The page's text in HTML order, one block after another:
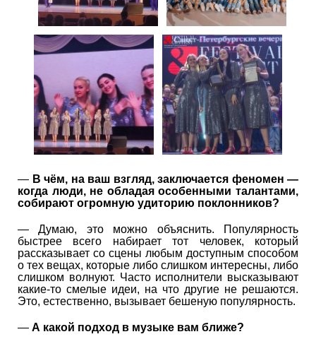
— В чём, на ваш взгляд, заключается феномен —
когда люди, не обладая особенными талантами,
собирают огромную удиторию поклонников?
— Думаю, это можно объяснить. Популярность
быстрее всего набирает тот человек, который
рассказывает со сцены любым доступным способом
о тех вещах, которые либо слишком интересны, либо
слишком волнуют. Часто исполнители высказывают
какие-то смелые идеи, на что другие не решаются.
Это, естественно, вызывает бешеную популярность.
— А какой подход в музыке вам ближе?